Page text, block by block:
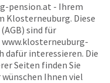
pension.at - Ihrem
Klosterneuburg. Diese
sind für
www.klosterneuburg-
dafür interessieren. Die
Seiten finden Sie
wünschen Ihnen viel